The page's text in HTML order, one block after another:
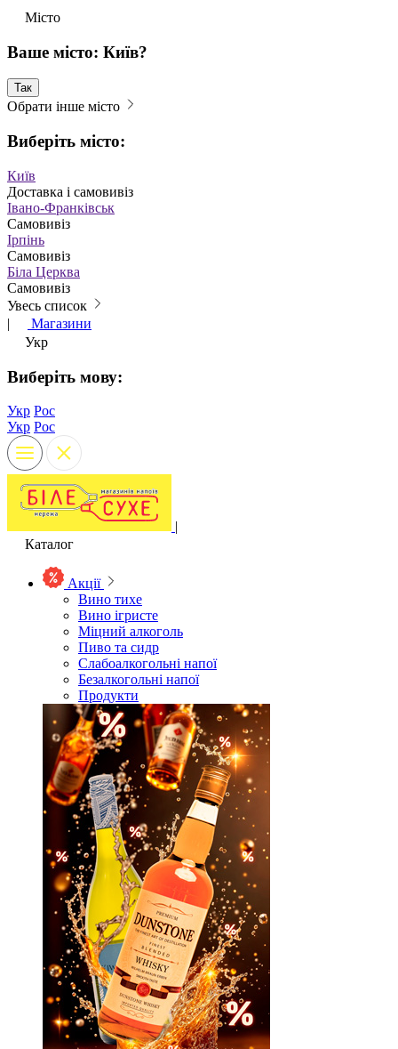
Місто
Ваше місто: Київ?
Так
Обрати інше місто
Виберіть місто:
Київ
Доставка і самовивіз
Івано-Франківськ
Самовивіз
Ірпінь
Самовивіз
Біла Церква
Самовивіз
Увесь список
|
Магазини
Укр
Виберіть мову:
Укр Рос
Укр Рос
|
Каталог
Акції
Вино тихе
Вино ігристе
Міцний алкоголь
Пиво та сидр
Слабоалкогольні напої
Безалкогольні напої
Продукти